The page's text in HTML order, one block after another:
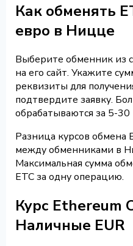
Как обменять
евро в Ницце
Выберите обменник из
на его сайт. Укажите
реквизиты для
подтвердите заявку.
обрабатываются за 5-30
Разница курсов обмена
между обменниками в
Максимальная сумма
ETC за одну операцию.
Курс Ethereum
Наличные EUR